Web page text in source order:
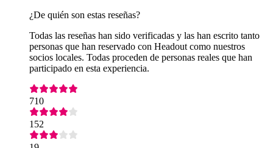
¿De quién son estas reseñas?
Todas las reseñas han sido verificadas y las han escrito tanto
personas que han reservado con Headout como nuestros
socios locales. Todas proceden de personas reales que han
participado en esta experiencia.
710
152